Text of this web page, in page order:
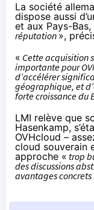
La société
dispose aussi
et aux Pays-Bas,
réputation»,
« Cette acquisition
importante pour
d’accélérer
géographique, et
forte croissance du
LMI relève que
Hasenkamp,
OVHcloud –
cloud souverain
approche « trop
des discussions
avantages concrets